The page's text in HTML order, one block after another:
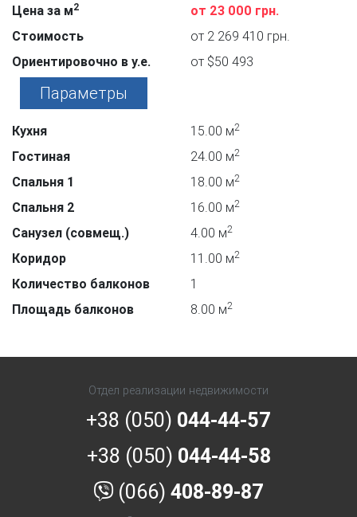
Цена за м2
от 23 000 грн.
Стоимость
от 2 269 410 грн.
Ориентировочно в у.е.
от $50 493
Параметры
Кухня 15.00 м2
Гостиная 24.00 м2
Спальня 1 18.00 м2
Спальня 2 16.00 м2
Санузел (совмещ.) 4.00 м2
Коридор 11.00 м2
Количество балконов
1
Площадь балконов
8.00 м2
Отдел реализации недвижимости
+38 (050) 044-44-57
+38 (050) 044-44-58
(066) 408-89-87